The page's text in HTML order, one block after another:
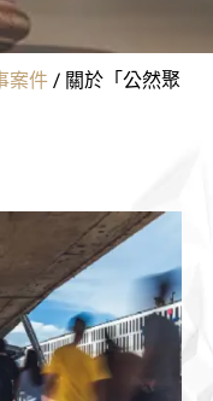
案件/ 關於「公然聚